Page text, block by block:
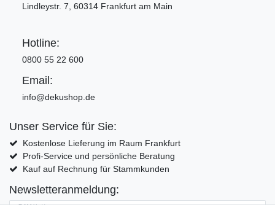
Lindleystr. 7, 60314 Frankfurt am Main
Hotline:
0800 55 22 600
Email:
info@dekushop.de
Unser Service für Sie:
Kostenlose Lieferung im Raum Frankfurt
Profi-Service und persönliche Beratung
Kauf auf Rechnung für Stammkunden
Newsletteranmeldung:
E-MAIL **